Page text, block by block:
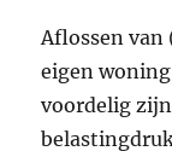
Aflossen van
eigen
voordelig